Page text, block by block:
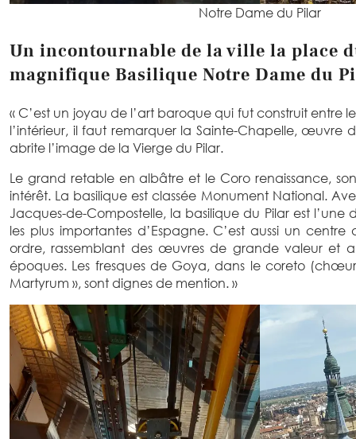
Notre Dame du Pilar
Un incontournable de la ville la place
magnifique Basilique Notre Dame du
« C’est un joyau de l’art baroque qui fut construit entre
l’intérieur, il faut remarquer la Sainte-Chapelle, œuvre
abrite l’image de la Vierge du Pilar.
Le grand retable en albâtre et le Coro renaissance,
intérêt. La basilique est classée Monument National.
Jacques-de-Compostelle, la basilique du Pilar est l’une
les plus importantes d’Espagne. C’est aussi un
ordre, rassemblant des œuvres de grande valeur et
époques. Les fresques de Goya, dans le coreto
Martyrum », sont dignes de mention. »